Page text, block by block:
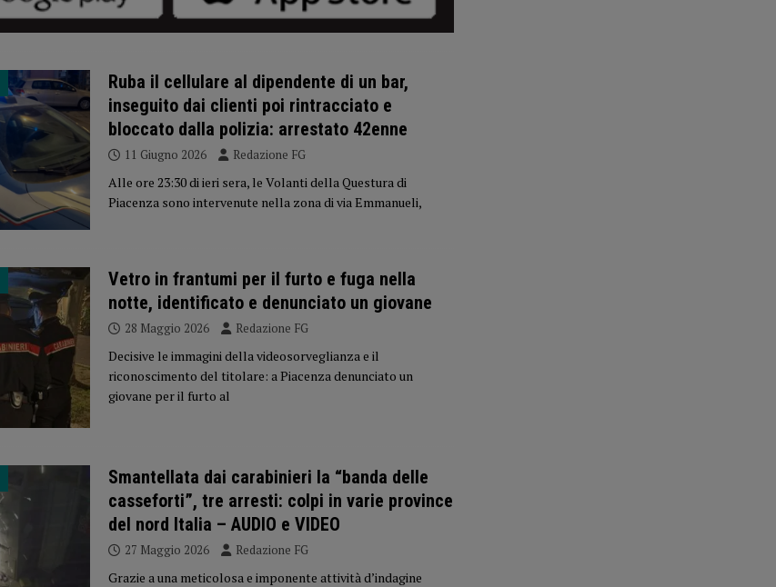
Ruba il cellulare al dipendente di un bar,
inseguito dai clienti poi rintracciato e
bloccato dalla polizia: arrestato 42enne
11 Giugno 2026 Redazione FG
Alle ore 23:30 di ieri sera, le Volanti della Questura di
Piacenza sono intervenute nella zona di via Emmanueli,
Vetro in frantumi per il furto e fuga nella
notte, identificato e denunciato un giovane
28 Maggio 2026 Redazione FG
Decisive le immagini della videosorveglianza e il
riconoscimento del titolare: a Piacenza denunciato un
giovane per il furto al
Smantellata dai carabinieri la “banda delle
casseforti”, tre arresti: colpi in varie province
del nord Italia – AUDIO e VIDEO
27 Maggio 2026 Redazione FG
Grazie a una meticolosa e imponente attività d’indagine